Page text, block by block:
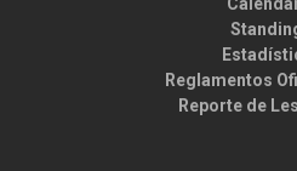
Reglamentos
Reporte de